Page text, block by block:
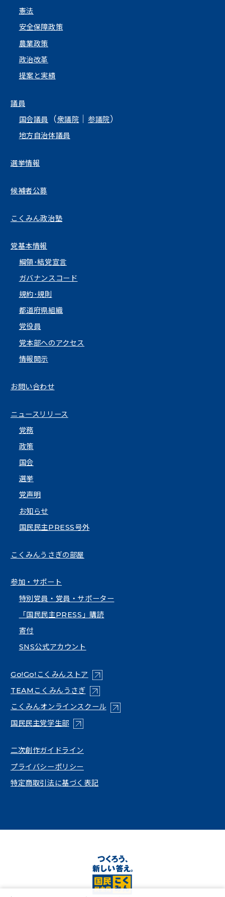
憲法
安全保障政策
農業政策
政治改革
提案と実績
議員
国会議員
（衆議院 ｜参議院）
地方自治体議員
選挙情報
候補者公募
こくみん政治塾
党基本情報
綱領･結党宣言
ガバナンスコード
規約･規則
都道府県組織
党役員
党本部へのアクセス
情報開示
お問い合わせ
ニュースリリース
党務
政策
国会
選挙
党声明
お知らせ
国民民主PRESS号外
こくみんうさぎの部屋
参加・サポート
特別党員・党員・サポーター
「国民民主PRESS」購読
寄付
SNS公式アカウント
Go!Go!こくみんストア （新しいタブで開く）
TEAMこくみんうさぎ（新しいタブで開く）
こくみんオンラインスクール（新しいタブで開く）
国民民主党学生部（新しいタブで開く）
二次創作ガイドライン
プライバシーポリシー
特定商取引法に基づく表記